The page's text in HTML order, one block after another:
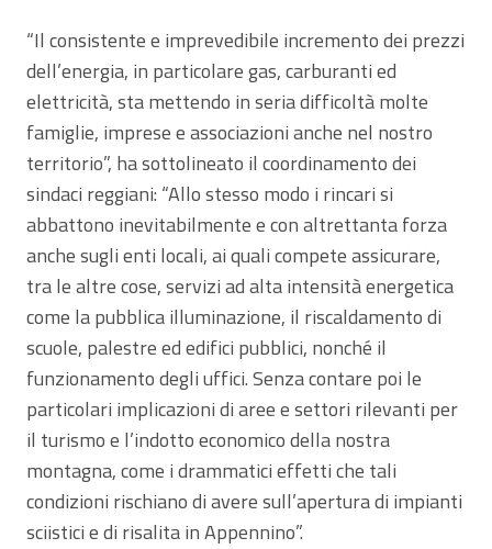
“Il consistente e imprevedibile incremento dei prezzi
dell’energia, in particolare gas, carburanti ed
elettricità, sta mettendo in seria difficoltà molte
famiglie, imprese e associazioni anche nel nostro
territorio”, ha sottolineato il coordinamento dei
sindaci reggiani: “Allo stesso modo i rincari si
abbattono inevitabilmente e con altrettanta forza
anche sugli enti locali, ai quali compete assicurare,
tra le altre cose, servizi ad alta intensità energetica
come la pubblica illuminazione, il riscaldamento di
scuole, palestre ed edifici pubblici, nonché il
funzionamento degli uffici. Senza contare poi le
particolari implicazioni di aree e settori rilevanti per
il turismo e l’indotto economico della nostra
montagna, come i drammatici effetti che tali
condizioni rischiano di avere sull’apertura di impianti
sciistici e di risalita in Appennino”.